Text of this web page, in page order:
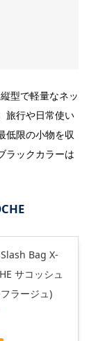
型で軽量なネッ
旅行や日常使い
低限の小物を収
ラックカラーは
Bag X-
サコッシュ
ラージュ)